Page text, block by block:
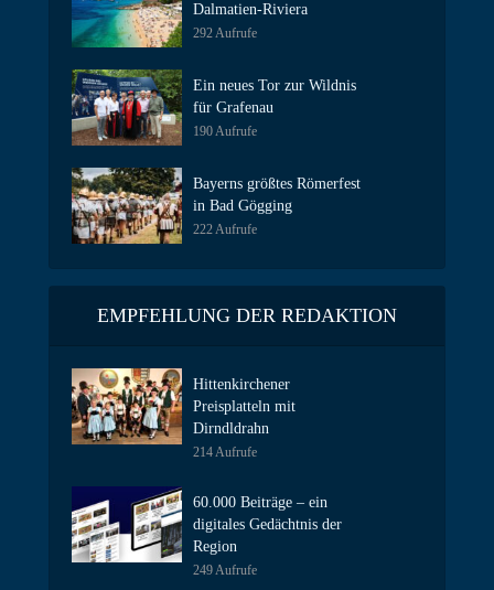
Dalmatien-Riviera
292 Aufrufe
Ein neues Tor zur Wildnis
für Grafenau
190 Aufrufe
Bayerns größtes Römerfest
in Bad Gögging
222 Aufrufe
EMPFEHLUNG DER REDAKTION
Hittenkirchener
Preisplatteln mit
Dirndldrahn
214 Aufrufe
60.000 Beiträge – ein
digitales Gedächtnis der
Region
249 Aufrufe